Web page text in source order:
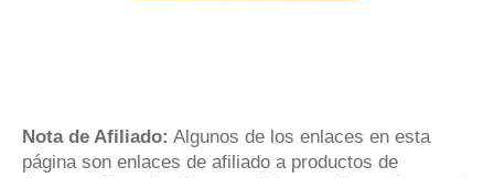
Nota de Afiliado: Algunos de los enlaces en esta
página son enlaces de afiliado a productos de